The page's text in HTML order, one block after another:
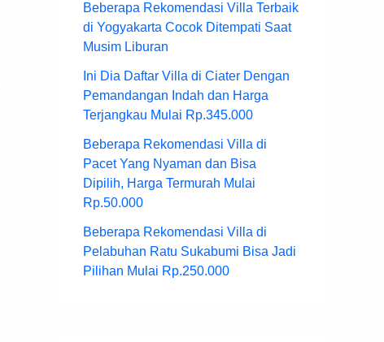
Beberapa Rekomendasi Villa Terbaik
di Yogyakarta Cocok Ditempati Saat
Musim Liburan
Ini Dia Daftar Villa di Ciater Dengan
Pemandangan Indah dan Harga
Terjangkau Mulai Rp.345.000
Beberapa Rekomendasi Villa di
Pacet Yang Nyaman dan Bisa
Dipilih, Harga Termurah Mulai
Rp.50.000
Beberapa Rekomendasi Villa di
Pelabuhan Ratu Sukabumi Bisa Jadi
Pilihan Mulai Rp.250.000